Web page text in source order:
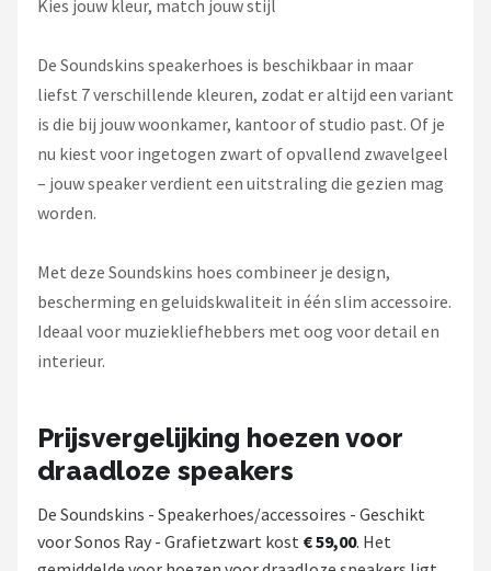
Kies jouw kleur, match jouw stijl
De Soundskins speakerhoes is beschikbaar in maar
liefst 7 verschillende kleuren, zodat er altijd een variant
is die bij jouw woonkamer, kantoor of studio past. Of je
nu kiest voor ingetogen zwart of opvallend zwavelgeel
– jouw speaker verdient een uitstraling die gezien mag
worden.
Met deze Soundskins hoes combineer je design,
bescherming en geluidskwaliteit in één slim accessoire.
Ideaal voor muziekliefhebbers met oog voor detail en
interieur.
Prijsvergelijking hoezen voor
draadloze speakers
De Soundskins - Speakerhoes/accessoires - Geschikt
voor Sonos Ray - Grafietzwart kost € 59,00. Het